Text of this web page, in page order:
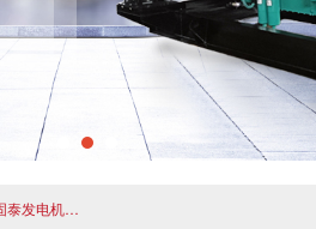
★鑫固泰发电机组系列